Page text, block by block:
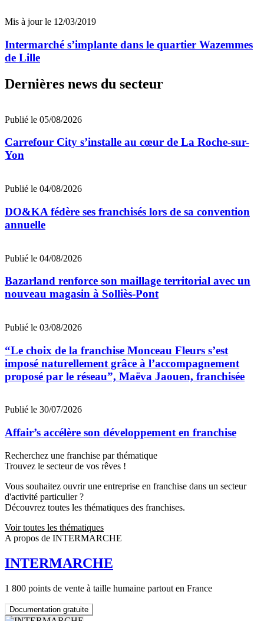
Mis à jour le 12/03/2019
Intermarché s’implante dans le quartier Wazemmes
de Lille
Dernières news du secteur
Publié le 05/08/2026
Carrefour City s’installe au cœur de La Roche-sur-
Yon
Publié le 04/08/2026
DO&KA fédère ses franchisés lors de sa convention
annuelle
Publié le 04/08/2026
Bazarland renforce son maillage territorial avec un
nouveau magasin à Solliès-Pont
Publié le 03/08/2026
“Le choix de la franchise Monceau Fleurs s’est
imposé naturellement grâce à l’accompagnement
proposé par le réseau”, Maëva Jaouen, franchisée
Publié le 30/07/2026
Affair’s accélère son développement en franchise
Recherchez une franchise par thématique
Trouvez le secteur de vos rêves !
Vous souhaitez ouvrir une entreprise en franchise dans un secteur
d'activité particulier ?
Découvrez toutes les thématiques des franchises.
Voir toutes les thématiques
A propos de INTERMARCHE
INTERMARCHE
1 800 points de vente à taille humaine partout en France
Documentation gratuite